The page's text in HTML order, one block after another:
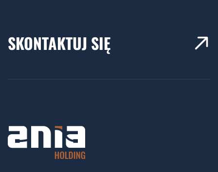
SKONTAKTUJ SIĘ